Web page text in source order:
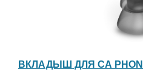
ВКЛАДЫШ ДЛЯ СА